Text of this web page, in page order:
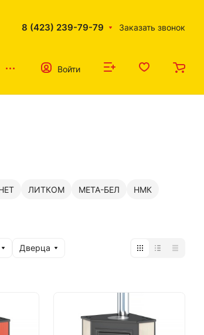
8 (423) 239-79-79 Заказать звонок
Войти
ЛИТКОМ МЕТА-БЕЛ
НМК
Дверца